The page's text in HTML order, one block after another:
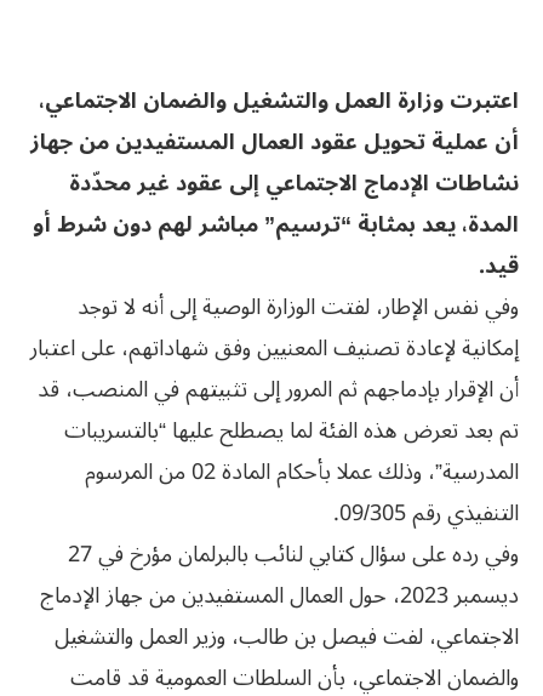
اعتبرت وزارة العمل والتشغيل والضمان الاجتماعي،
أن عملية تحويل عقود العمال المستفيدين من جهاز
نشاطات الإدماج الاجتماعي إلى عقود غير محدّدة
المدة، يعد بمثابة “ترسيم” مباشر لهم دون شرط أو
قيد.
وفي نفس الإطار، لفتت الوزارة الوصية إلى أنه لا توجد
إمكانية لإعادة تصنيف المعنيين وفق شهاداتهم، على اعتبار
أن الإقرار بإدماجهم ثم المرور إلى تثبيتهم في المنصب، قد
تم بعد تعرض هذه الفئة لما يصطلح عليها “بالتسريبات
المدرسية”، وذلك عملا بأحكام المادة 02 من المرسوم
التنفيذي رقم 09/305.
وفي رده على سؤال كتابي لنائب بالبرلمان مؤرخ في 27
ديسمبر 2023، حول العمال المستفيدين من جهاز الإدماج
الاجتماعي، لفت فيصل بن طالب، وزير العمل والتشغيل
والضمان الاجتماعي، بأن السلطات العمومية قد قامت